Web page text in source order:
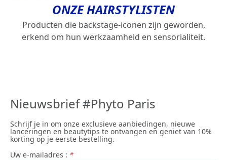
ONZE HAIRSTYLISTEN
Producten die backstage-iconen zijn geworden,
erkend om hun werkzaamheid en sensorialiteit.
Nieuwsbrief #Phyto Paris
Schrijf je in om onze exclusieve aanbiedingen, nieuwe
lanceringen en beautytips te ontvangen en geniet van 10%
korting op je eerste bestelling.
uw e-mailadres : *